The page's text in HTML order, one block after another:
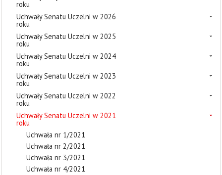
roku
Uchwały Senatu Uczelni w 2026
roku
Uchwały Senatu Uczelni w 2025
roku
Uchwały Senatu Uczelni w 2024
roku
Uchwały Senatu Uczelni w 2023
roku
Uchwały Senatu Uczelni w 2022
roku
Uchwały Senatu Uczelni w 2021
roku
Uchwała nr 1/2021
Uchwała nr 2/2021
Uchwała nr 3/2021
Uchwała nr 4/2021